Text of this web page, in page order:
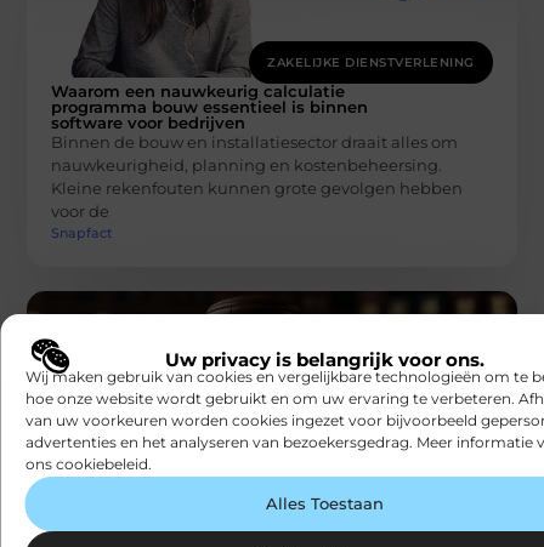
Uw privacy is belangrijk voor ons.
Wij maken gebruik van cookies en vergelijkbare technologieën om te
hoe onze website wordt gebruikt en om uw ervaring te verbeteren.
van uw voorkeuren worden cookies ingezet voor bijvoorbeeld
advertenties en het analyseren van bezoekersgedrag. Meer informatie
ons cookiebeleid.
Alles Toestaan
ZAKELIJKE DIENSTVERLENING
Waarom een nauwkeurig calculatie
programma bouw essentieel is binnen
software voor bedrijven
Binnen de bouw en installatiesector draait alles om
nauwkeurigheid, planning en kostenbeheersing.
Kleine rekenfouten kunnen grote gevolgen hebben
voor de
Snapfact
dan een advocaat arbeidsrecht Deventer